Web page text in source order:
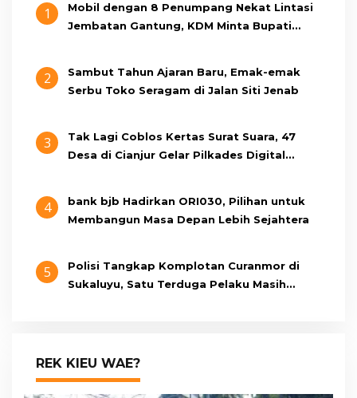
1
Mobil dengan 8 Penumpang Nekat Lintasi
Jembatan Gantung, KDM Minta Bupati
2
Sambut Tahun Ajaran Baru, Emak-emak
Serbu Toko Seragam di Jalan Siti Jenab
3
Tak Lagi Coblos Kertas Surat Suara, 47
Desa di Cianjur Gelar Pilkades Digital
4
bank bjb Hadirkan ORI030, Pilihan untuk
Membangun Masa Depan Lebih Sejahtera
5
Polisi Tangkap Komplotan Curanmor di
Sukaluyu, Satu Terduga Pelaku Masih
REK KIEU WAE?